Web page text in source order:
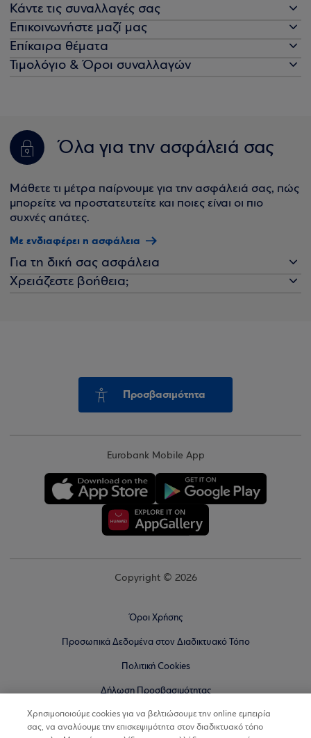
Κάντε τις συναλλαγές σας
Επικοινωνήστε μαζί μας
Επίκαιρα θέματα
Τιμολόγιο & Όροι συναλλαγών
Όλα για την ασφάλειά σας
Μάθετε τι μέτρα παίρνουμε για την ασφάλειά σας, πώς
μπορείτε να προστατευτείτε και ποιες είναι οι πιο
συχνές απάτες.
Με ενδιαφέρει η ασφάλεια
Για τη δική σας ασφάλεια
Χρειάζεστε βοήθεια;
Προσβασιμότητα
Eurobank Mobile App
Copyright © 2026
Όροι Χρήσης
Προσωπικά Δεδομένα στον Διαδικτυακό Τόπο
Πολιτική Cookies
Δήλωση Προσβασιμότητας
Sitemap
Χρησιμοποιούμε cookies για να βελτιώσουμε την online εμπειρία
σας, να αναλύουμε την επισκεψιμότητα στον διαδικτυακό τόπο